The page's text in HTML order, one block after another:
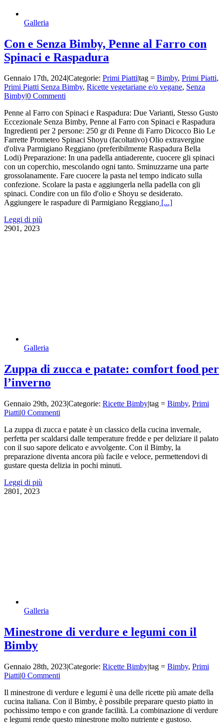
Galleria
Con e Senza Bimby, Penne al Farro con
Spinaci e Raspadura
Gennaio 17th, 2024|Categorie: Primi Piatti|tag = Bimby, Primi Piatti,
Primi Piatti Senza Bimby, Ricette vegetariane e/o vegane, Senza
Bimby|0 Commenti
Penne al Farro con Spinaci e Raspadura: Due Varianti, Stesso Gusto
Eccezionale Senza Bimby, Penne al Farro con Spinaci e Raspadura
Ingredienti per 2 persone: 250 gr di Penne di Farro Dicocco Bio Le
Farrette Prometeo Spinaci Shoyu (facoltativo) Olio extravergine
d'oliva Parmigiano Reggiano (preferibilmente Raspadura Bella
Lodi) Preparazione: In una padella antiaderente, cuocere gli spinaci
con un coperchio, mescolando ogni tanto. Sminuzzarne una parte
grossolanamente. Fare cuocere la pasta nel tempo indicato sulla
confezione. Scolare la pasta e aggiungerla nella padella con gli
spinaci. Condire con un filo d'olio e Shoyu se desiderato.
Aggiungere le raspadure di Parmigiano Reggiano [...]
Leggi di più
2901, 2023
Galleria
Zuppa di zucca e patate: comfort food per
l’inverno
Gennaio 29th, 2023|Categorie: Ricette Bimby|tag = Bimby, Primi
Piatti|0 Commenti
La zuppa di zucca e patate è un classico della cucina invernale,
perfetta per scaldarsi dalle temperature fredde e per deliziare il palato
con il suo sapore delicato e avvolgente. Con il Bimby, la
preparazione diventa ancora più facile e veloce, permettendovi di
gustare questa delizia in pochi minuti.
Leggi di più
2801, 2023
Galleria
Minestrone di verdure e legumi con il
Bimby
Gennaio 28th, 2023|Categorie: Ricette Bimby|tag = Bimby, Primi
Piatti|0 Commenti
Il minestrone di verdure e legumi è una delle ricette più amate della
cucina italiana. Con il Bimby, è possibile preparare questo piatto in
pochissimo tempo e con grande facilità. La combinazione di verdure
e legumi rende questo minestrone molto nutriente e gustoso.